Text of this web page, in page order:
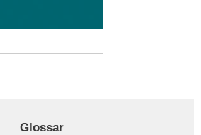
Glossar